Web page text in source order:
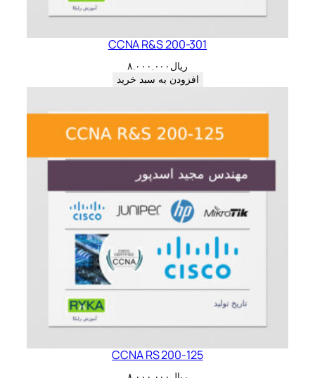
CCNA R&S 200-301
ریال ۸.۰۰۰.۰۰۰
افزودن به سبد خرید
CCNA RS 200-125